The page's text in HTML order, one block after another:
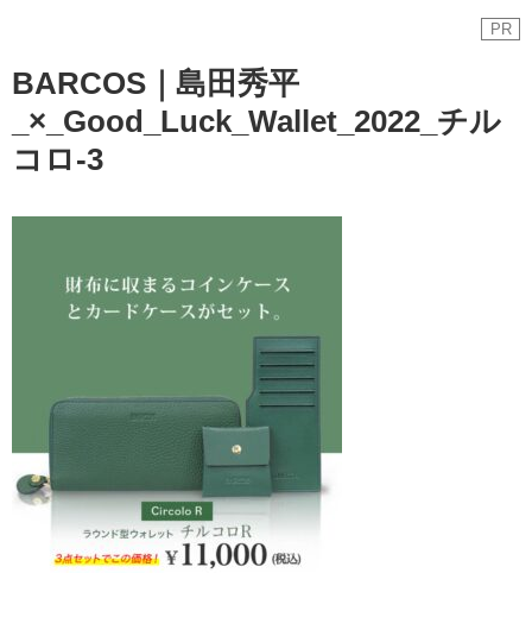
PR
BARCOS｜島田秀平
_×_Good_Luck_Wallet_2022_チル
コロ-3